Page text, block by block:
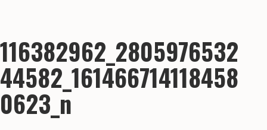
116382962_2805976532
44582_161466714118458
0623_n